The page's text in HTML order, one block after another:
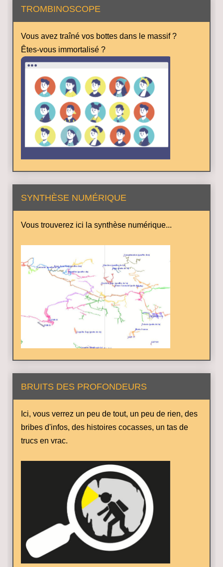
TROMBINOSCOPE
Vous avez traîné vos bottes dans le massif ?
Êtes-vous immortalisé ?
SYNTHÈSE NUMÉRIQUE
Vous trouverez ici la synthèse numérique...
BRUITS DES PROFONDEURS
Ici, vous verrez un peu de tout, un peu de rien, des
bribes d'infos, des histoires cocasses, un tas de
trucs en vrac.